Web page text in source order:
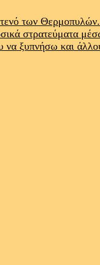
των
στρατεύματα
ξυπνήσω και